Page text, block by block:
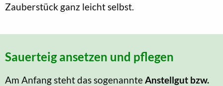
Zauberstück ganz leicht selbst.
Sauerteig ansetzen und pflegen
Am Anfang steht das sogenannteAnstellgut bzw.